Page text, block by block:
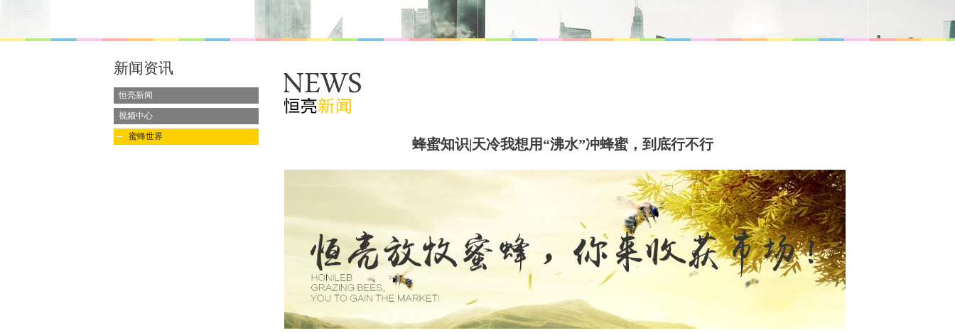
新闻资讯
恒亮新闻
视频中心
蜜蜂世界
蜂蜜知识|天冷我想用“沸水”冲蜂蜜，到底行不行